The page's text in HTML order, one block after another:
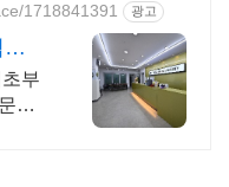
1718841391 광고
부
영